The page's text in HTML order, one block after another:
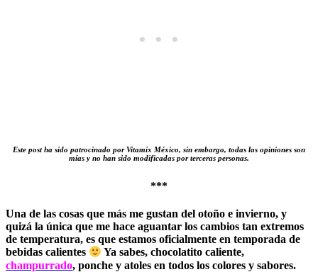
Este post ha sido patrocinado por Vitamix México, sin embargo, todas las opiniones son
mías y no han sido modificadas por terceras personas.
***
Una de las cosas que más me gustan del otoño e invierno, y
quizá la única que me hace aguantar los cambios tan extremos
de temperatura, es que estamos oficialmente en temporada de
bebidas calientes
Ya sabes, chocolatito caliente,
champurrado, ponche y atoles en todos los colores y sabores.